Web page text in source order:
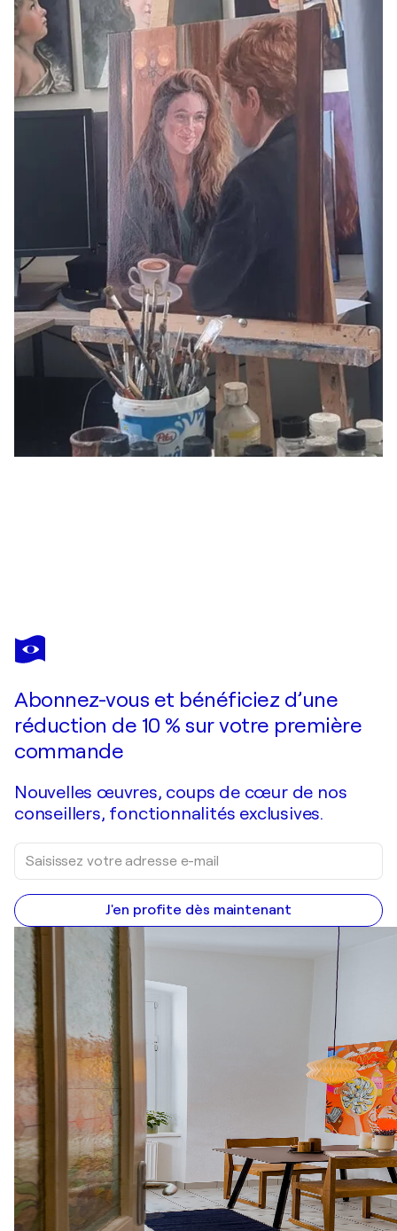
OLENA KUZENKO
In the Rays of Tenderness.
Abonnez-vous et bénéficiez d’une
réduction de 10 % sur votre première
commande
Nouvelles œuvres, coups de cœur de nos
conseillers, fonctionnalités exclusives.
J'en profite dès maintenant